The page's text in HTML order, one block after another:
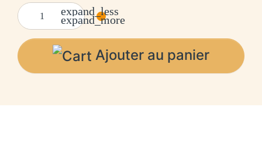
expand_less
expand_more
Ajouter au panier